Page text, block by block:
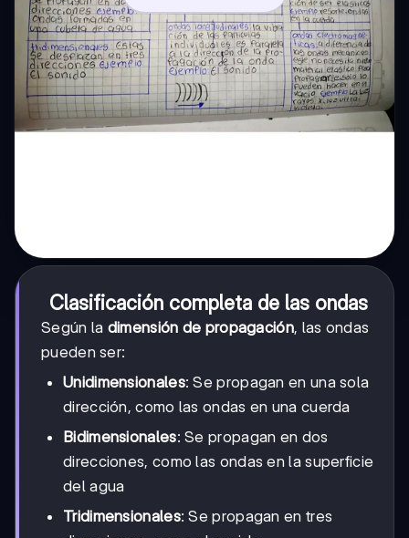
Clasificación completa de las ondas
Según la dimensión de propagación, las ondas
pueden ser:
Unidimensionales: Se propagan en una sola
dirección, como las ondas en una cuerda
Bidimensionales: Se propagan en dos
direcciones, como las ondas en la superficie
del agua
Tridimensionales: Se propagan en tres